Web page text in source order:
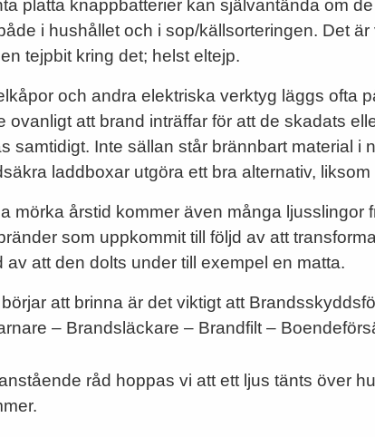
platta knappbatterier kan självantända om
i hushållet och i sop/källsorteringen. Det
tejpbit kring det; helst eltejp.
och andra elektriska verktyg läggs ofta
ovanligt att brand inträffar för att de skadats
samtidigt. Inte sällan står brännbart material i
laddboxar utgöra ett bra alternativ,
mörka årstid kommer även många ljusslingor
som uppkommit till följd av att
av att den dolts under till exempel en matta.
att brinna är det viktigt att
– Brandsläckare – Brandfilt –
råd hoppas vi att ett ljus tänts över